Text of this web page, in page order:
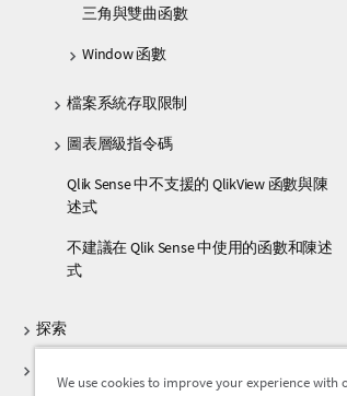
三角與雙曲函數
Window 函數
檔案系統存取限制
圖表層級指令碼
Qlik Sense 中不支援的 QlikView 函數與陳
述式
不建議在 Qlik Sense 中使用的函數和陳述
式
探索
We use cookies to improve your experience